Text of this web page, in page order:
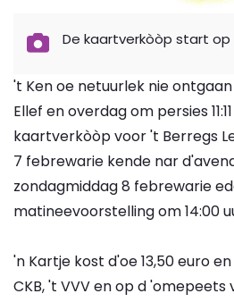
De kaartverkòòp start op
't Ken oe netuurlek nie
Ellef en overdag om persies
kaartverkòòp voor 't Berregs
7 febrewarie kende nar
zondagmiddag 8 febrewarie
matineevoorstelling om 14:00
'n Kartje kost d'oe 13,50 euro
CKB, 't VVV en op d 'omepeets